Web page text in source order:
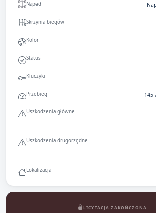
Napęd
Skrzynia biegów
Kolor
Status
Kluczyki
Przebieg 145
Uszkodzenia główne
Uszkodzenia drugorzędne
Lokalizacja
LICYTACJA ZAKOŃCZONA